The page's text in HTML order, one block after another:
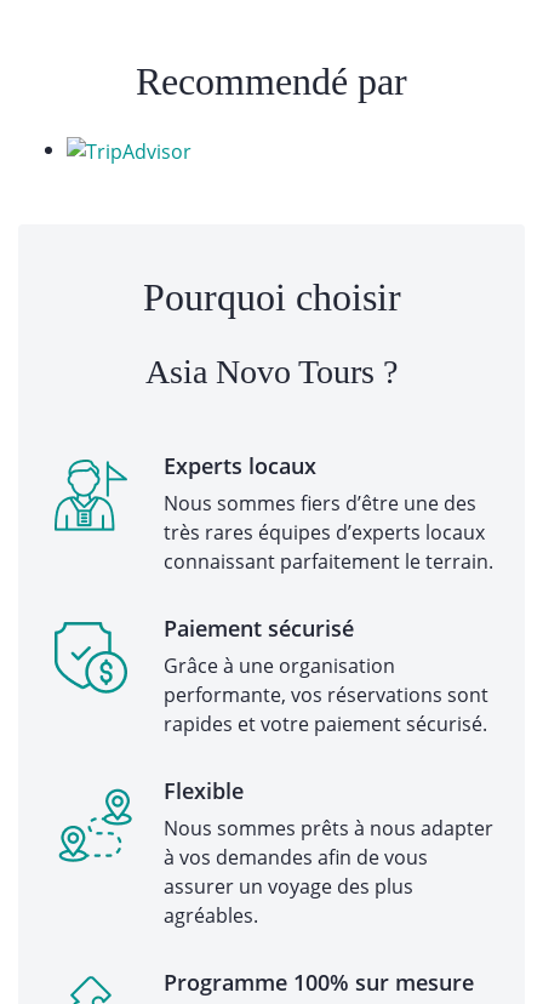
Recommendé par
Pourquoi choisir
Asia Novo Tours ?
Experts locaux
Nous sommes fiers d’être une des
très rares équipes d’experts locaux
connaissant parfaitement le terrain.
Paiement sécurisé
Grâce à une organisation
performante, vos réservations sont
rapides et votre paiement sécurisé.
Flexible
Nous sommes prêts à nous adapter
à vos demandes afin de vous
assurer un voyage des plus
agréables.
Programme 100% sur mesure